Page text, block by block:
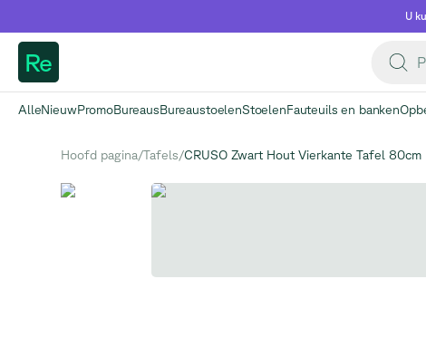
U
Re
AlleNieuwPromoBureausBureaustoelenStoelenFauteuils en banken
Hoofd pagina/Tafels/CRUSO Zwart Hout Vierkante Tafel 80cm